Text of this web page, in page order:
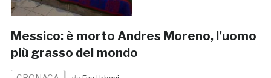
Messico: è morto Andres Moreno, l’uomo
più grasso del mondo